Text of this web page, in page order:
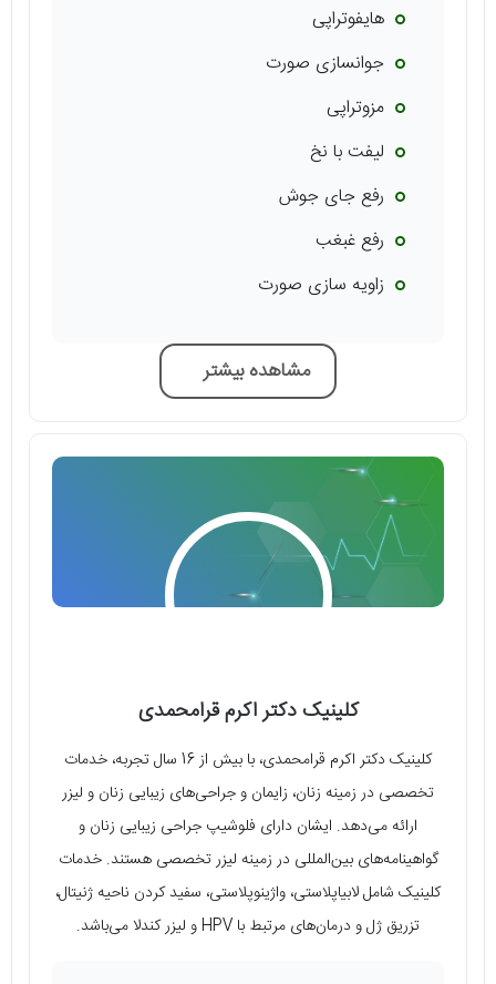
هایفوتراپی
جوانسازی صورت
مزوتراپی
لیفت با نخ
رفع جای جوش
رفع غبغب
زاویه سازی صورت
مشاهده بیشتر
کلینیک دکتر اکرم قرامحمدی
کلینیک دکتر اکرم قرامحمدی، با بیش از 16 سال تجربه، خدمات
تخصصی در زمینه زنان، زایمان و جراحی‌های زیبایی زنان و لیزر
ارائه می‌دهد. ایشان دارای فلوشیپ جراحی زیبایی زنان و
گواهینامه‌های بین‌المللی در زمینه لیزر تخصصی هستند. خدمات
کلینیک شامل لابیاپلاستی، واژینوپلاستی، سفید کردن ناحیه ژنیتال،
تزریق ژل و درمان‌های مرتبط با HPV و لیزر کندلا می‌باشد.